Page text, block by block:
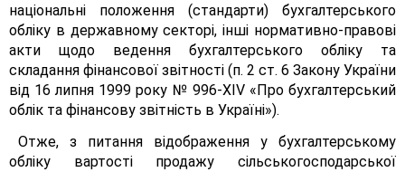
національні положення (стандарти) бухгалтерського
обліку в державному секторі, інші нормативно-правові
акти щодо ведення бухгалтерського обліку та
складання фінансової звітності (п. 2 ст. 6 Закону України
від 16 липня 1999 року № 996-ХIV «Про бухгалтерський
облік та фінансову звітність в Україні»).
Отже, з питання відображення у бухгалтерському
обліку вартості продажу сільськогосподарської